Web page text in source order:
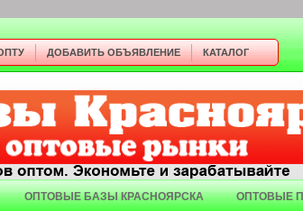
ДОБАВИТЬ ОБЪЯВЛЕНИЕ КАТАЛОГ
ОПТОВЫЕ БАЗЫ КРАСНОЯРСКА ОПТОВЫЕ